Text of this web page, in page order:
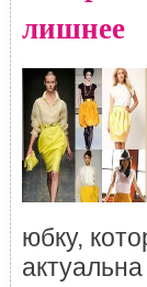
лишнее
юбку,